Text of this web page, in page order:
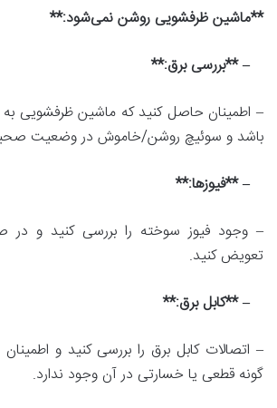
**ماشین ظرفشویی روشن نمی‌شود:**
– **بررسی برق:**
– اطمینان حاصل کنید که ماشین ظرفشویی
باشد و سوئیچ روشن/خاموش در وضعیت
– **فیوزها:**
– وجود فیوز سوخته را بررسی کنید و در
تعویض کنید.
– **کابل برق:**
– اتصالات کابل برق را بررسی کنید و
گونه قطعی یا خسارتی در آن وجود ندارد.